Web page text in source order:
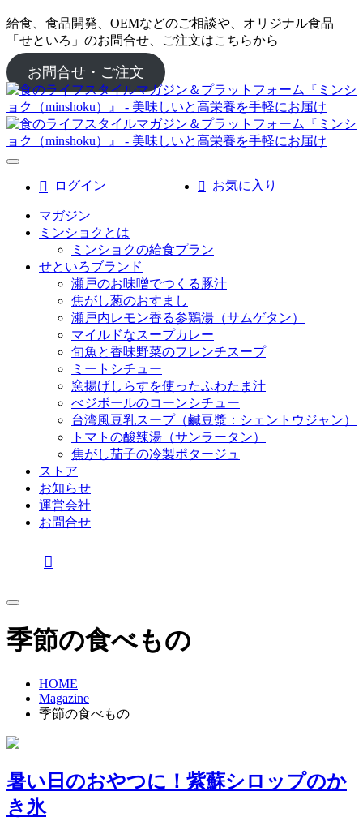
給食、食品開発、OEMなどのご相談や、オリジナル食品
「せといろ」のお問合せ、ご注文はこちらから
お問合せ・ご注文
ログイン お気に入り
マガジン
ミンショクとは
ミンショクの給食プラン
せといろブランド
瀬戸のお味噌でつくる豚汁
焦がし葱のおすまし
瀬戸内レモン香る参鶏湯（サムゲタン）
マイルドなスープカレー
旬魚と香味野菜のフレンチスープ
ミートシチュー
窯揚げしらすを使ったふわたま汁
べジボールのコーンシチュー
台湾風豆乳スープ（鹹豆漿：シェントウジャン）
トマトの酸辣湯（サンラータン）
焦がし茄子の冷製ポタージュ
ストア
お知らせ
運営会社
お問合せ
季節の食べもの
HOME
Magazine
季節の食べもの
暑い日のおやつに！紫蘇シロップのか
き氷